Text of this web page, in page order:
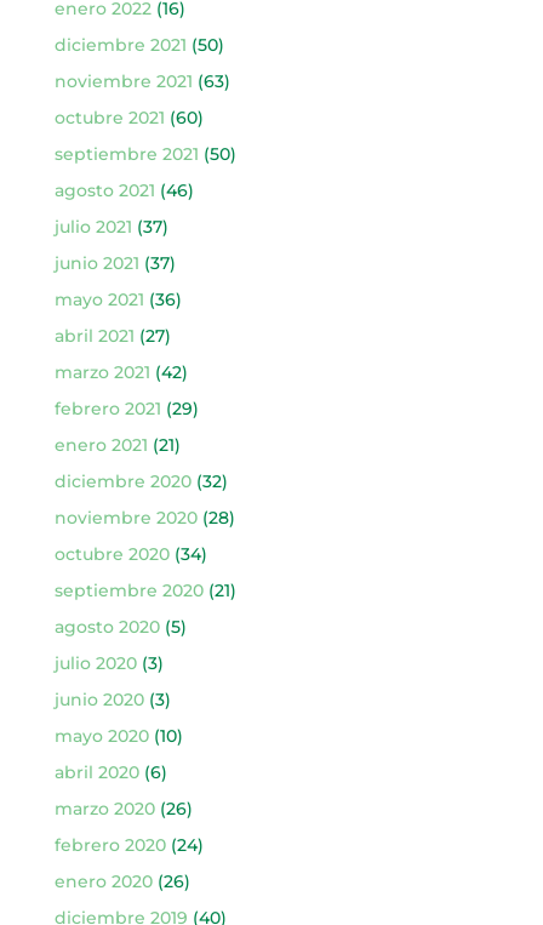
enero 2022(16)
diciembre 2021 (50)
noviembre 2021 (63)
octubre 2021 (60)
septiembre 2021 (50)
agosto 2021 (46)
julio 2021 (37)
junio 2021 (37)
mayo 2021 (36)
abril 2021 (27)
marzo 2021 (42)
febrero 2021 (29)
enero 2021 (21)
diciembre 2020(32)
noviembre 2020(28)
octubre 2020(34)
septiembre 2020(21)
agosto 2020(5)
julio 2020(3)
junio 2020(3)
mayo 2020(10)
abril 2020(6)
marzo 2020(26)
febrero 2020(24)
enero 2020(26)
diciembre 2019 (40)